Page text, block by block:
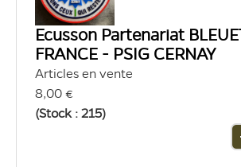
Ecusson Partenariat
FRANCE - PSIG CERNAY
Articles en vente
8,00 €
(Stock : 215)